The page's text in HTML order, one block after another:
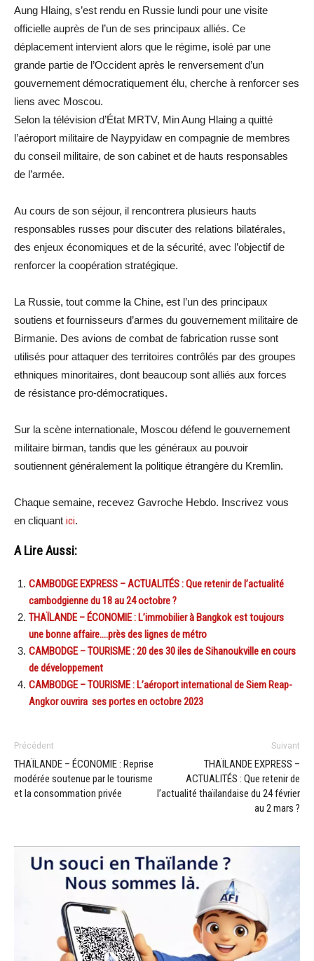
Aung Hlaing, s’est rendu en Russie lundi pour une visite
officielle auprès de l’un de ses principaux alliés. Ce
déplacement intervient alors que le régime, isolé par une
grande partie de l’Occident après le renversement d’un
gouvernement démocratiquement élu, cherche à renforcer ses
liens avec Moscou.
Selon la télévision d’État MRTV, Min Aung Hlaing a quitté
l’aéroport militaire de Naypyidaw en compagnie de membres
du conseil militaire, de son cabinet et de hauts responsables
de l’armée.
Au cours de son séjour, il rencontrera plusieurs hauts
responsables russes pour discuter des relations bilatérales,
des enjeux économiques et de la sécurité, avec l’objectif de
renforcer la coopération stratégique.
La Russie, tout comme la Chine, est l’un des principaux
soutiens et fournisseurs d’armes du gouvernement militaire de
Birmanie. Des avions de combat de fabrication russe sont
utilisés pour attaquer des territoires contrôlés par des groupes
ethniques minoritaires, dont beaucoup sont alliés aux forces
de résistance pro-démocratiques.
Sur la scène internationale, Moscou défend le gouvernement
militaire birman, tandis que les généraux au pouvoir
soutiennent généralement la politique étrangère du Kremlin.
Chaque semaine, recevez Gavroche Hebdo. Inscrivez vous
en cliquant ici.
A Lire Aussi:
CAMBODGE EXPRESS – ACTUALITÉS : Que retenir de l’actualité
cambodgienne du 18 au 24 octobre ?
THAÏLANDE – ÉCONOMIE : L’immobilier à Bangkok est toujours
une bonne affaire….près des lignes de métro
CAMBODGE – TOURISME : 20 des 30 iles de Sihanoukville en cours
de développement
CAMBODGE – TOURISME : L’aéroport international de Siem Reap-
Angkor ouvrira ses portes en octobre 2023
Précédent
THAÏLANDE – ÉCONOMIE : Reprise
modérée soutenue par le tourisme
et la consommation privée
Suivant
THAÏLANDE EXPRESS –
ACTUALITÉS : Que retenir de
l’actualité thaïlandaise du 24 février
au 2 mars ?